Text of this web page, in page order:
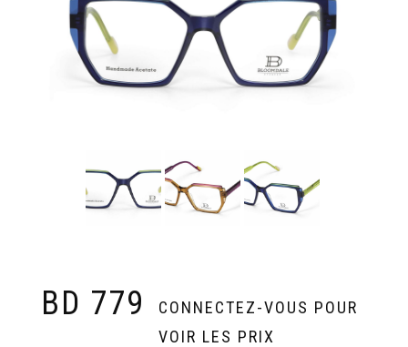
BD 779
CONNECTEZ-VOUS POUR
VOIR LES PRIX